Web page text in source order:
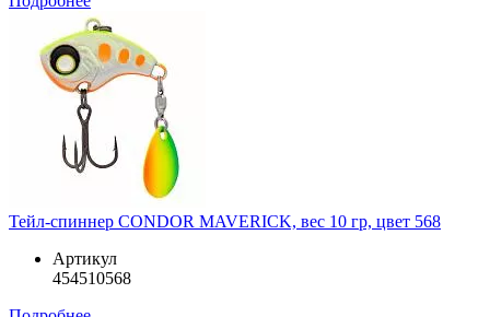
Тейл-спиннер CONDOR MAVERICK, вес 10 гр, цвет 568
Артикул
454510568